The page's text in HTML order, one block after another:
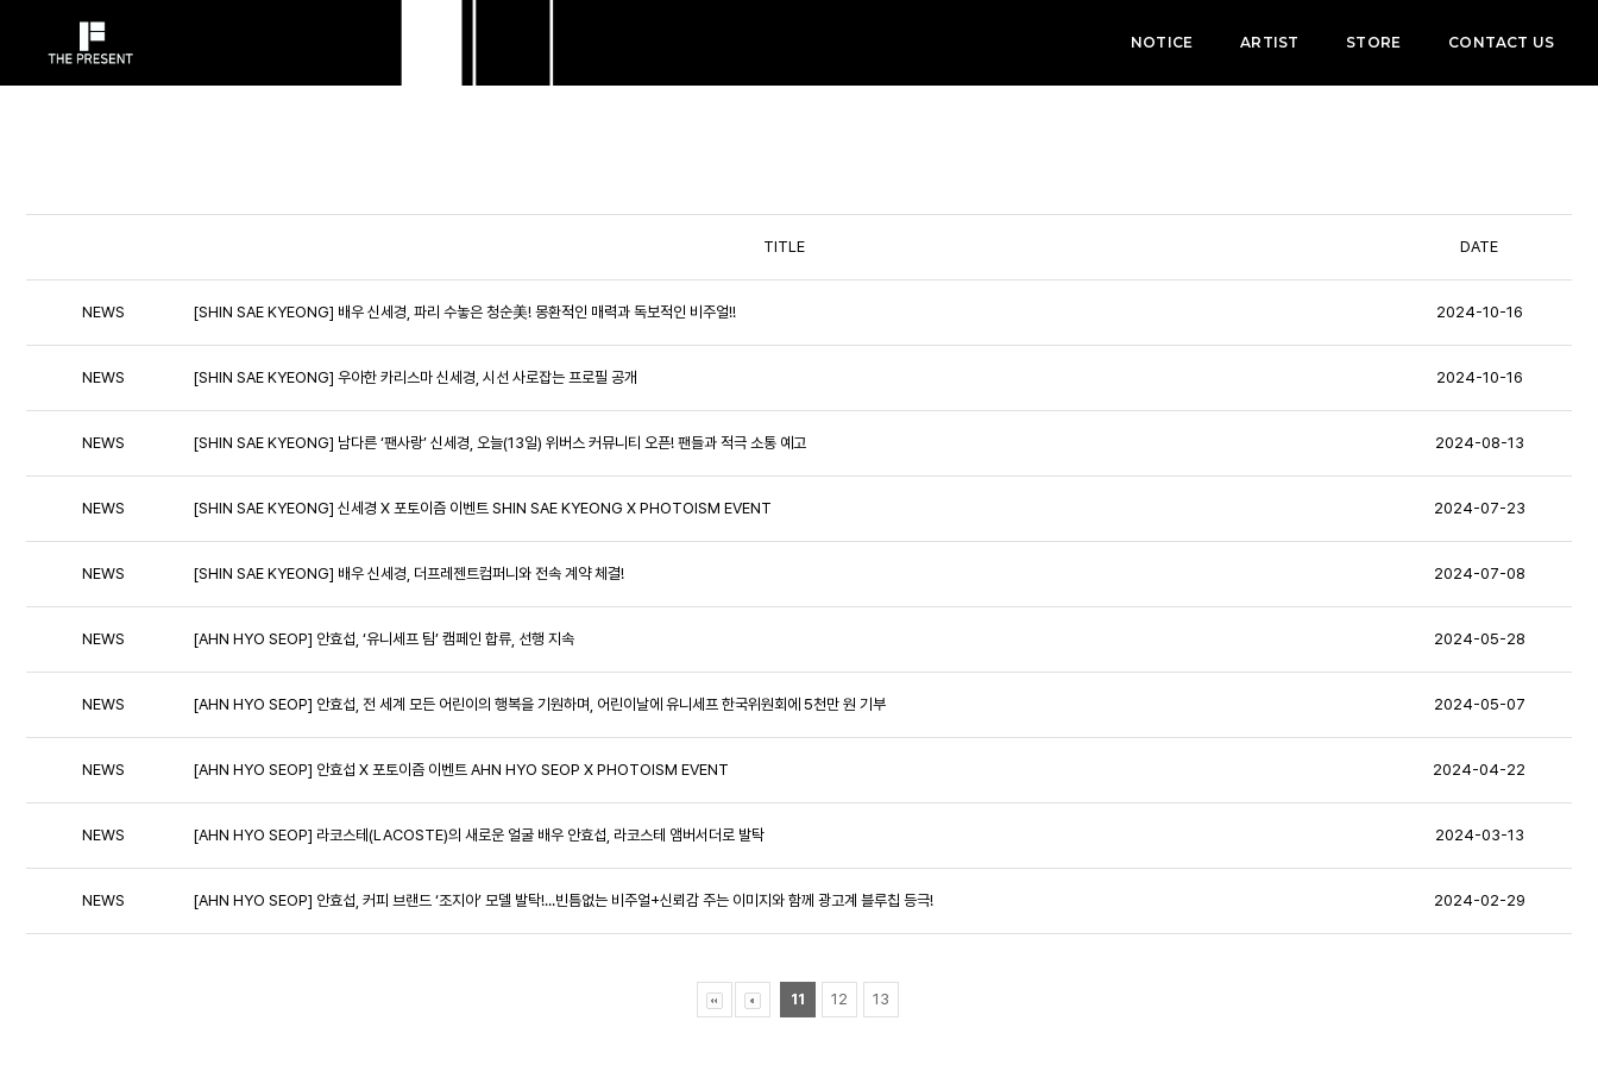
NOTICE ARTIST STORE CONTACT US
TITLE DATE
NEWS [SHIN SAE KYEONG] 배우 신세경, 파리 수놓은 청순美! 몽환적인 매력과 독보적인 비주얼!! 2024-10-16
NEWS [SHIN SAE KYEONG] 우아한 카리스마 신세경, 시선 사로잡는 프로필 공개 2024-10-16
NEWS [SHIN SAE KYEONG] 남다른 ‘팬사랑’ 신세경, 오늘(13일) 위버스 커뮤니티 오픈! 팬들과 적극 소통 예고 2024-08-13
NEWS [SHIN SAE KYEONG] 신세경 X 포토이즘 이벤트 SHIN SAE KYEONG X PHOTOISM EVENT 2024-07-23
NEWS [SHIN SAE KYEONG] 배우 신세경, 더프레젠트컴퍼니와 전속 계약 체결! 2024-07-08
NEWS [AHN HYO SEOP] 안효섭, ‘유니세프 팀’ 캠페인 합류, 선행 지속 2024-05-28
NEWS [AHN HYO SEOP] 안효섭, 전 세계 모든 어린이의 행복을 기원하며, 어린이날에 유니세프 한국위원회에 5천만 원 기부 2024-05-07
NEWS [AHN HYO SEOP] 안효섭 X 포토이즘 이벤트 AHN HYO SEOP X PHOTOISM EVENT 2024-04-22
NEWS [AHN HYO SEOP] 라코스테(LACOSTE)의 새로운 얼굴 배우 안효섭, 라코스테 앰버서더로 발탁 2024-03-13
NEWS [AHN HYO SEOP] 안효섭, 커피 브랜드 ‘조지아’ 모델 발탁!...빈틈없는 비주얼+신뢰감 주는 이미지와 함께 광고계 블루칩 등극! 2024-02-29
11 12 13